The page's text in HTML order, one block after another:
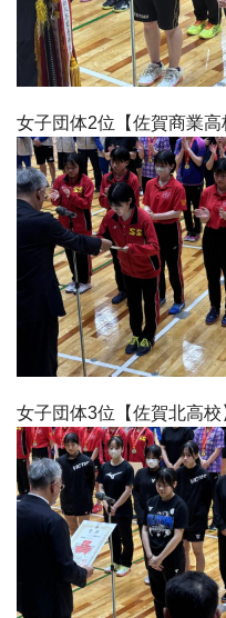
女子団体2位【佐賀商業高
女子団体3位【佐賀北高校